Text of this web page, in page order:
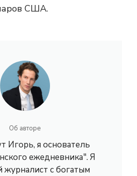
США.
Об авторе
Игорь, я основатель
ежедневника". Я
журналист с богатым